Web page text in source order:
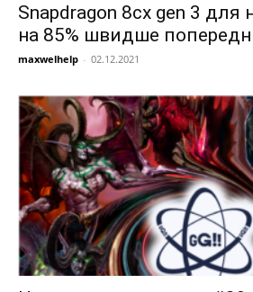
Snapdragon 8cx gen 3 для
на 85% швидше
maxwelhelp - 02.12.2021